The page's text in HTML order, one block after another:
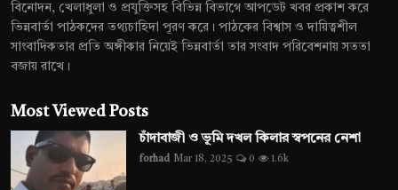
বিনোদন, খেলাধুলা ও প্রযুক্তিসহ বিভিন্ন বিভাগে আপডেট খবর প্রকাশ করে
ভিন্নবার্তা পাঠকদের তথ্যচাহিদা পূরণ করে। পাঠকের বিশ্বাস ও দায়িত্বশীল
সাংবাদিকতার প্রতি অঙ্গীকার নিয়েই ভিন্নবার্তা তার সংবাদ পরিবেশনায় সততা
বজায় রাখে।
Most Viewed Posts
চাঁদাবাজী ও ভূমি দখল কিলার স্বপনের নেশা
forhad Mar 18, 2025 0 1.6k